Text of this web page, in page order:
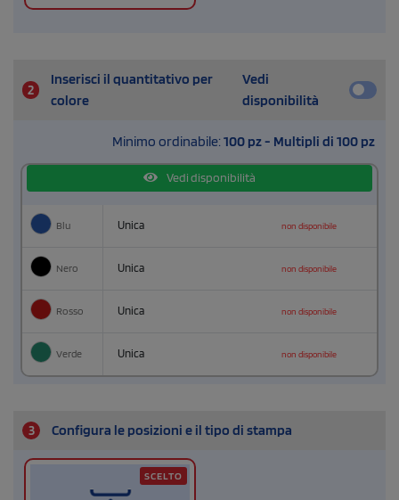
2
Inserisci il quantitativo per
colore
Vedi
disponibilità
Minimo ordinabile: 100 pz - Multipli di 100 pz
Vedi disponibilità
Blu Unica non disponibile
Nero Unica non disponibile
Rosso Unica non disponibile
Verde Unica non disponibile
3 Configura le posizioni e il tipo di stampa
SCELTO